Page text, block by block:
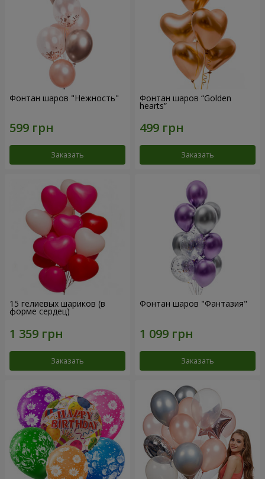
Фонтан шаров "Нежность"
Заказать
Фонтан шаров “Golden
hearts”
Заказать
15 гелиевых шариков (в
форме сердец)
Заказать
Фонтан шаров "Фантазия"
Заказать